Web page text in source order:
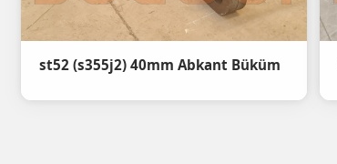
st52 (s355j2) 40mm Abkant Büküm